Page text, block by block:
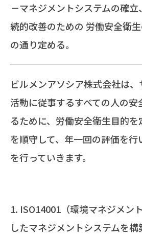
－マネジメントシステムの確
続的改善のための 労働安全衛
の通り定める。
ビルメンアソシア株式会社は
活動に従事するすべての人の
るために、労働安全衛生目的
を順守して、年一回の評価を
を行っていきます。
ISO14001（環境マネジメン
したマネジメントシステムを